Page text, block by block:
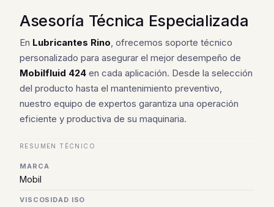
Asesoría Técnica Especializada
En Lubricantes Rino, ofrecemos soporte técnico
personalizado para asegurar el mejor desempeño de
Mobilfluid 424 en cada aplicación. Desde la selección
del producto hasta el mantenimiento preventivo,
nuestro equipo de expertos garantiza una operación
eficiente y productiva de su maquinaria.
RESUMEN TÉCNICO
MARCA
Mobil
VISCOSIDAD ISO